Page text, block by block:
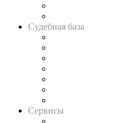
Судебная база
Сервисы